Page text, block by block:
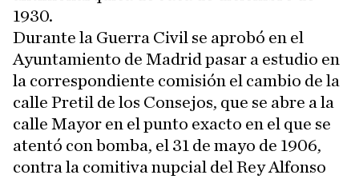
1930.
Durante la Guerra Civil se aprobó en el
Ayuntamiento de Madrid pasar a estudio en
la correspondiente comisión el cambio de la
calle Pretil de los Consejos, que se abre a la
calle Mayor en el punto exacto en el que se
atentó con bomba, el 31 de mayo de 1906,
contra la comitiva nupcial del Rey Alfonso